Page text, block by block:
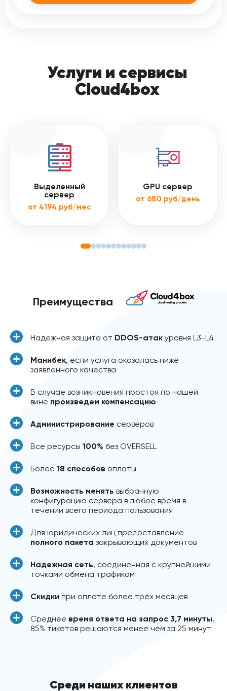
Услуги и сервисы
Cloud4box
Выделенный
сервер
от 4194 руб/мес
GPU сервер
от 680 руб/день
Преимущества
Надежная защита от DDOS-атак уровня L3-L4
Манибек, если услуга оказалась ниже
заявленного качества
В случае возникновения простоя по нашей
вине произведем компенсацию
Администрирование серверов
Все ресурсы 100% без OVERSELL
Более 18 способов оплаты
Возможность менять выбранную
конфигурацию сервера в любое время в
течении всего периода пользования
Для юридических лиц предоставление
полного пакета закрывающих документов
Надежная сеть, соединенная с крупнейшими
точками обмена трафиком
Скидки при оплате более трёх месяцев
Среднее время ответа на запрос 3,7 минуты,
85% тикетов решаются менее чем за 25 минут
Среди наших клиентов